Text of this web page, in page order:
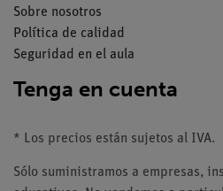
Sobre nosotros
Política de calidad
Seguridad en el aula
Tenga en cuenta
* Los precios están sujetos al IVA.
Sólo suministramos a empresas,